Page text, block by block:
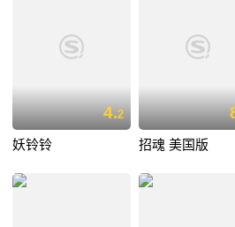
4.2
妖铃铃 招魂 美国版